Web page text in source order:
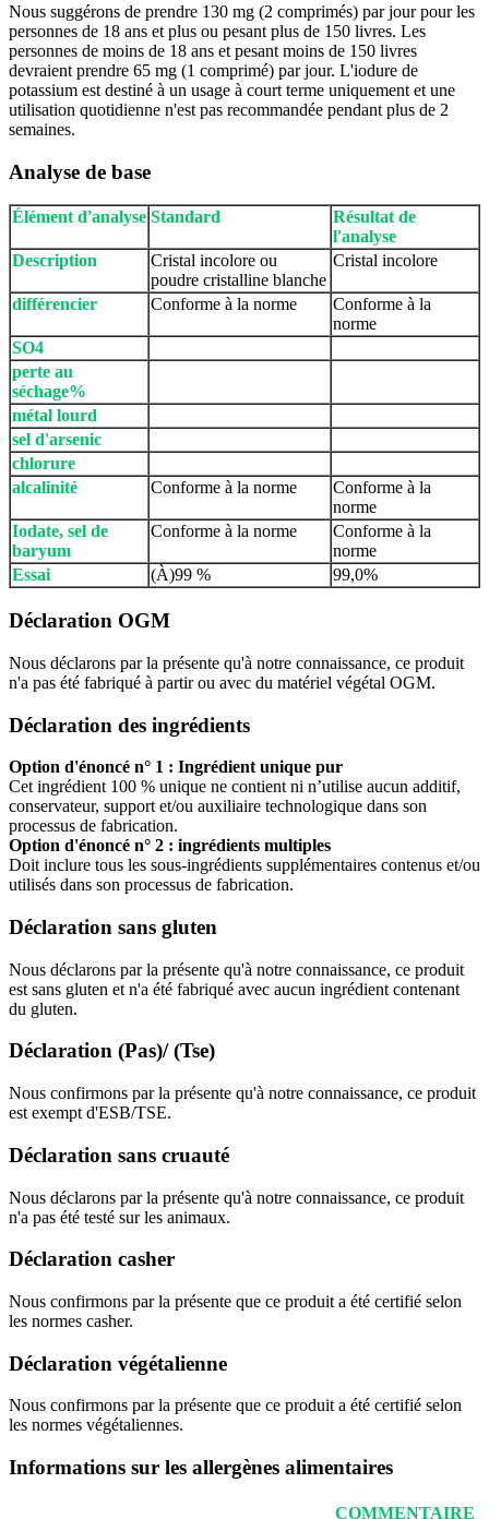
Nous suggérons de prendre 130 mg (2 comprimés) par jour pour les
personnes de 18 ans et plus ou pesant plus de 150 livres. Les
personnes de moins de 18 ans et pesant moins de 150 livres
devraient prendre 65 mg (1 comprimé) par jour. L'iodure de
potassium est destiné à un usage à court terme uniquement et une
utilisation quotidienne n'est pas recommandée pendant plus de 2
semaines.
Analyse de base
Élément d'analyse Standard
Résultat de
l'analyse
Description
Cristal incolore ou
poudre cristalline blanche
Cristal incolore
différencier Conforme à la norme
Conforme à la
norme
SO4
perte au
séchage%
métal lourd
sel d'arsenic
chlorure
alcalinité
Conforme à la norme
Conforme à la
norme
Iodate, sel de
baryum
Conforme à la norme
Conforme à la
norme
Essai
(À)99 % 99,0%
Déclaration OGM
Nous déclarons par la présente qu'à notre connaissance, ce produit
n'a pas été fabriqué à partir ou avec du matériel végétal OGM.
Déclaration des ingrédients
Option d'énoncé n° 1 : Ingrédient unique pur
Cet ingrédient 100 % unique ne contient ni n’utilise aucun additif,
conservateur, support et/ou auxiliaire technologique dans son
processus de fabrication.
Option d'énoncé n° 2 : ingrédients multiples
Doit inclure tous les sous-ingrédients supplémentaires contenus et/ou
utilisés dans son processus de fabrication.
Déclaration sans gluten
Nous déclarons par la présente qu'à notre connaissance, ce produit
est sans gluten et n'a été fabriqué avec aucun ingrédient contenant
du gluten.
Déclaration (Pas)/ (Tse)
Nous confirmons par la présente qu'à notre connaissance, ce produit
est exempt d'ESB/TSE.
Déclaration sans cruauté
Nous déclarons par la présente qu'à notre connaissance, ce produit
n'a pas été testé sur les animaux.
Déclaration casher
Nous confirmons par la présente que ce produit a été certifié selon
les normes casher.
Déclaration végétalienne
Nous confirmons par la présente que ce produit a été certifié selon
les normes végétaliennes.
Informations sur les allergènes alimentaires
COMMENTAIRE